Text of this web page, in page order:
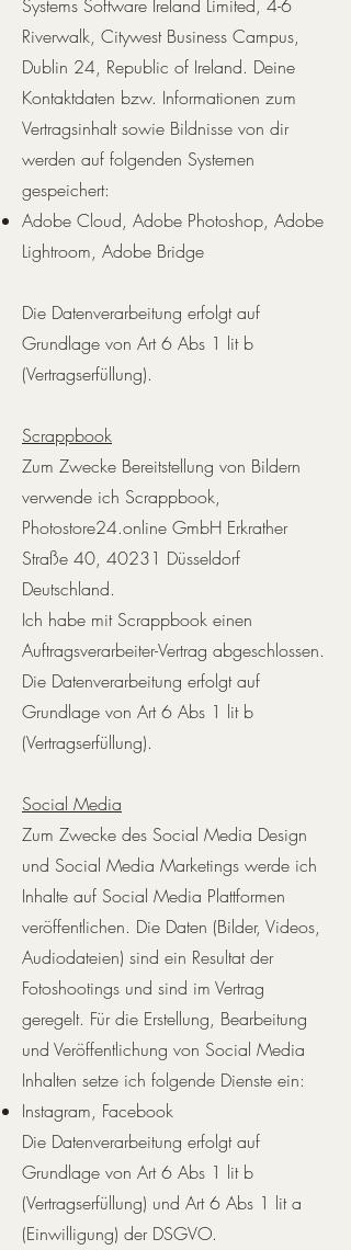
Systems Software Ireland Limited, 4-6
Riverwalk, Citywest Business Campus,
Dublin 24, Republic of Ireland. Deine
Kontaktdaten bzw. Informationen zum
Vertragsinhalt sowie Bildnisse von dir
werden auf folgenden Systemen
gespeichert:
Adobe Cloud, Adobe Photoshop, Adobe
Lightroom, Adobe Bridge
Die Datenverarbeitung erfolgt auf
Grundlage von Art 6 Abs 1 lit b
(Vertragserfüllung).
Scrappbook
Zum Zwecke Bereitstellung von Bildern
verwende ich Scrappbook,
Photostore24.online GmbH Erkrather
Straße 40, 40231 Düsseldorf
Deutschland.
Ich habe mit Scrappbook einen
Auftragsverarbeiter-Vertrag abgeschlossen.
Die Datenverarbeitung erfolgt auf
Grundlage von Art 6 Abs 1 lit b
(Vertragserfüllung).
Social Media
Zum Zwecke des Social Media Design
und Social Media Marketings werde ich
Inhalte auf Social Media Plattformen
veröffentlichen. Die Daten (Bilder, Videos,
Audiodateien) sind ein Resultat der
Fotoshootings und sind im Vertrag
geregelt. Für die Erstellung, Bearbeitung
und Veröffentlichung von Social Media
Inhalten setze ich folgende Dienste ein:
Instagram, Facebook
Die Datenverarbeitung erfolgt auf
Grundlage von Art 6 Abs 1 lit b
(Vertragserfüllung) und Art 6 Abs 1 lit a
(Einwilligung) der DSGVO.